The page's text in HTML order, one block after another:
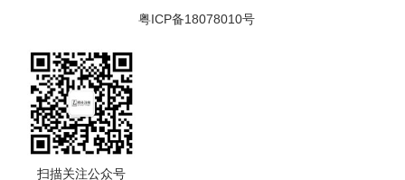
粤ICP备18078010号
扫描关注公众号